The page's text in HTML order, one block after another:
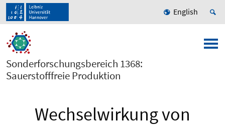
English
Sonderforschungsbereich 1368:
Sauerstofffreie Produktion
Wechselwirkung von